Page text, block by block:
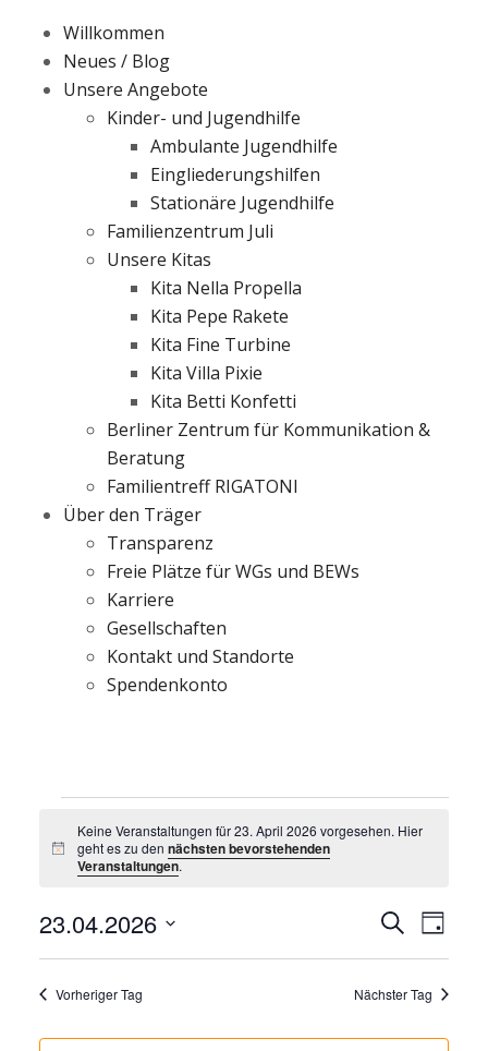
Willkommen
Neues / Blog
Unsere Angebote
Kinder- und Jugendhilfe
Ambulante Jugendhilfe
Eingliederungshilfen
Stationäre Jugendhilfe
Familienzentrum Juli
Unsere Kitas
Kita Nella Propella
Kita Pepe Rakete
Kita Fine Turbine
Kita Villa Pixie
Kita Betti Konfetti
Berliner Zentrum für Kommunikation &
Beratung
Familientreff RIGATONI
Über den Träger
Transparenz
Freie Plätze für WGs und BEWs
Karriere
Gesellschaften
Kontakt und Standorte
Spendenkonto
Veranstaltungen
für
23.
2026
Hinweis
Keine Veranstaltungen für 23. April 2026 vorgesehen. Hier
geht es zu dennächsten bevorstehenden
Veranstaltungen.
SucheTag
23.04.2026
Datum
wählen.
Vorheriger Tag Nächster Tag